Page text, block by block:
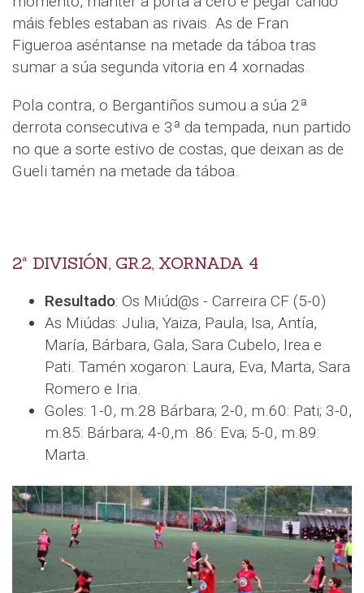
máis febles estaban as rivais. As de Fran
Figueroa aséntanse na metade da táboa tras
sumar a súa segunda vitoria en 4 xornadas.
Pola contra, o Bergantiños sumou a súa 2ª
derrota consecutiva e 3ª da tempada, nun partido
no que a sorte estivo de costas, que deixan as de
Gueli tamén na metade da táboa.
2ª DIVISIÓN, GR.2, XORNADA 4
Resultado: Os Miúd@s - Carreira CF (5-0)
As Miúdas: Julia, Yaiza, Paula, Isa, Antía,
María, Bárbara, Gala, Sara Cubelo, Irea e
Pati. Tamén xogaron: Laura, Eva, Marta, Sara
Romero e Iria.
Goles: 1-0, m.28 Bárbara; 2-0, m.60: Pati; 3-0,
m.85: Bárbara; 4-0,m .86: Eva; 5-0, m.89:
Marta.